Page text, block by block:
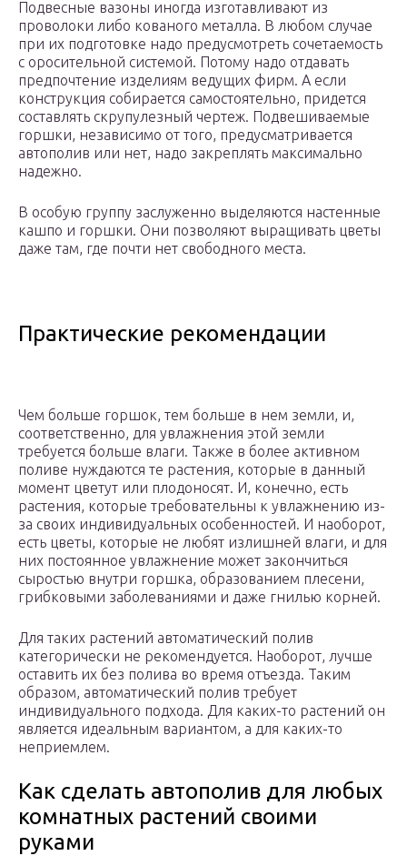
Подвесные вазоны иногда изготавливают из
проволоки либо кованого металла. В любом случае
при их подготовке надо предусмотреть сочетаемость
с оросительной системой. Потому надо отдавать
предпочтение изделиям ведущих фирм. А если
конструкция собирается самостоятельно, придется
составлять скрупулезный чертеж. Подвешиваемые
горшки, независимо от того, предусматривается
автополив или нет, надо закреплять максимально
надежно.
В особую группу заслуженно выделяются настенные
кашпо и горшки. Они позволяют выращивать цветы
даже там, где почти нет свободного места.
Практические рекомендации
Чем больше горшок, тем больше в нем земли, и,
соответственно, для увлажнения этой земли
требуется больше влаги. Также в более активном
поливе нуждаются те растения, которые в данный
момент цветут или плодоносят. И, конечно, есть
растения, которые требовательны к увлажнению из-
за своих индивидуальных особенностей. И наоборот,
есть цветы, которые не любят излишней влаги, и для
них постоянное увлажнение может закончиться
сыростью внутри горшка, образованием плесени,
грибковыми заболеваниями и даже гнилью корней.
Для таких растений автоматический полив
категорически не рекомендуется. Наоборот, лучше
оставить их без полива во время отъезда. Таким
образом, автоматический полив требует
индивидуального подхода. Для каких-то растений он
является идеальным вариантом, а для каких-то
неприемлем.
Как сделать автополив для любых
комнатных растений своими
руками